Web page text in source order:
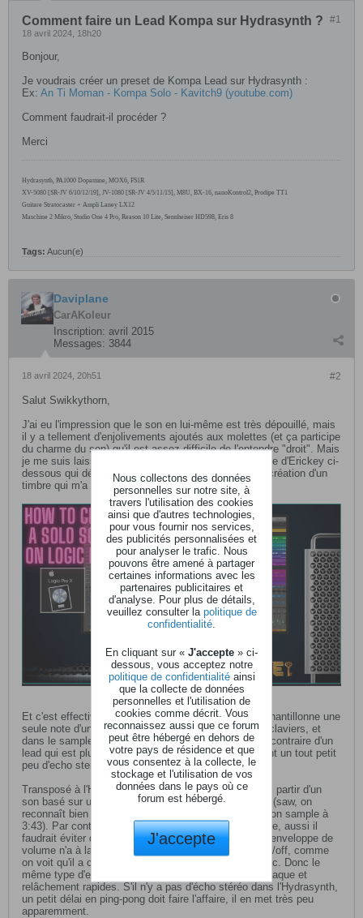
#1
Comment faire un Lead Kompa sur Hydrasynth ?
18 avril 2024, 18h20
Bonjour,
Je voudrais créer un preset de Kompa Lead sur Hydrasynth :
Ex: An Ti Moman - Kompa Solo - Kavitch9 (youtube.com)
Comment faudrait-il procéder ?
Merci​
Hydrasynth, PA1000 Dopamine, MOX6, FS1R
XV-5080 [SR-JV 6/10/12/19], JV-1080 [SR-JV 4/5/11/15], M8U, BX-16, nanoKontrol2, Prodipe TT1
Guitare Stratocaster + Ampli Laney LX12
Maschine 2 Mikro, Studio One 4 Pro, Reason 10 Lite, Sennheiser HD598, Eris 8
Tags: Aucun(e)
Daviplane
CarAKoleur
Inscription: avril 2015
Messages: 3844
#2
18 avril 2024, 20h51
Salut Swikkythorn,
J'ai eu l'impression que le son en lui-même est très dépouillé, mais
il y a tellement d'enjolivements ajoutés aux molettes (et ça participe
du charme du son) qu'il est assez difficile de l'entendre "droit". Mais
je me suis laissé porter de vidéo en vidéo jusqu'à celle d'Erickey ci-
dessous qui détaille la procédure sous Logic pour la création d'un
timbre qui m'a semblé assez proche (à mon avis !).
Et c'est effectivement assez simple dans l'idée. Il échantillonne une
seule note d'un Saw Lead de base depuis un de ses claviers, et
dans le sampler de Logic il le joue en polyphonie (au contraire d'un
lead qui est plus volontiers monophonique) en ajoutant un tout petit
peu d'echo stereo et de reverb.
Transposé à l'Hydrasynth, j'imagine qu'il faudrait donc partir d'un
son basé sur un ou deux oscillateurs en dent-de-scie (saw, on
reconnaît bien la forme d'onde lorsqu'il zoome dans son sample à
3:43). Par contre, j'entends qu'il est joué en polyphonie, aussi il
faudrait éviter de le programmer en monophonique. L'enveloppe de
volume n'a à la limite aucune importance, c''est du on/off, comme
on voit qu'il a coupé à l'arrache son sample dans Logic. Donc le
même type d'enveloppe qu'un orgue, par exemple, attaque et
relâchement rapides. S'il n'y a pas d'écho stéréo dans l'Hydrasynth,
un petit délai en ping-pong doit faire l'affaire, il en met très peu
apparemment.
Nous collectons des données
personnelles sur notre site, à
travers l'utilisation des cookies
ainsi que d'autres technologies,
pour vous fournir nos services,
des publicités personnalisées et
pour analyser le trafic. Nous
pouvons être amené à partager
certaines informations avec les
partenaires publicitaires et
d'analyse. Pour plus de détails,
veuillez consulter la politique de
confidentialité
En cliquant sur « J'accepte » ci-
dessous, vous acceptez notre
politique de confidentialitéainsi
que la collecte de données
personnelles et l'utilisation de
cookies comme décrit. Vous
reconnaissez aussi que ce forum
peut être hébergé en dehors de
votre pays de résidence et que
vous consentez à la collecte, le
stockage et l'utilisation de vos
données dans le pays où ce
forum est hébergé.
J'accepte